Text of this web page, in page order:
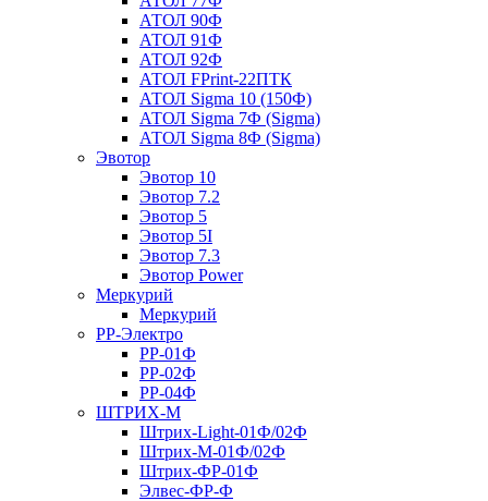
АТОЛ 90Ф
АТОЛ 91Ф
АТОЛ 92Ф
АТОЛ FPrint-22ПТК
АТОЛ Sigma 10 (150Ф)
АТОЛ Sigma 7Ф (Sigma)
АТОЛ Sigma 8Ф (Sigma)
Эвотор
Эвотор 10
Эвотор 7.2
Эвотор 5
Эвотор 5I
Эвотор 7.3
Эвотор Power
Меркурий
Меркурий
РР-Электро
РР-01Ф
РР-02Ф
РР-04Ф
ШТРИХ-М
Штрих-Light-01Ф/02Ф
Штрих-М-01Ф/02Ф
Штрих-ФР-01Ф
Элвес-ФР-Ф